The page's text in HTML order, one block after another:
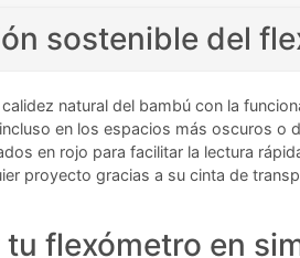
sostenible del
natural del bambú con la
en los espacios más oscuros
en rojo para facilitar la lectura
proyecto gracias a su cinta de
flexómetro en